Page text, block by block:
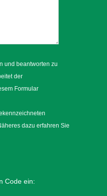
und beantworten zu
der
Formular
dazu erfahren Sie
Code ein: